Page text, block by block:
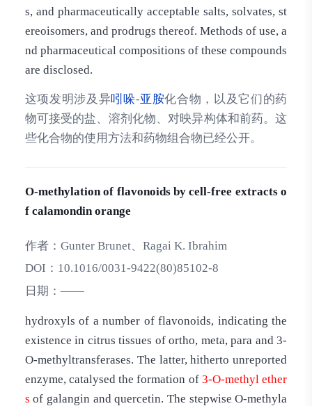
s, and pharmaceutically acceptable salts, solvates, st
ereoisomers, and prodrugs thereof. Methods of use, a
nd pharmaceutical compositions of these compounds
are disclosed.
这项发明涉及异吲哚-亚胺化合物，以及它们的药
物可接受的盐、溶剂化物、对映异构体和前药。这
些化合物的使用方法和药物组合物已经公开。
O-methylation of flavonoids by cell-free extracts o
f calamondin orange
作者： Gunter Brunet、Ragai K. Ibrahim
DOI： 10.1016/0031-9422(80)85102-8
日期： ——
hydroxyls of a number of flavonoids, indicating the
existence in citrus tissues of ortho, meta, para and 3-
O-methyltransferases. The latter, hitherto unreported
enzyme, catalysed the formation of 3-O-methyl ether
s of galangin and quercetin. The stepwise O-methyla